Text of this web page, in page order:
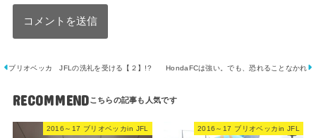
ブリオベッカ JFLの洗礼を受ける【２】!? HondaFCは強い。でも、恐れることなかれ
RECOMMEND
2016～17 ブリオベッカin JFL 2016～17 ブリオベッカin JFL